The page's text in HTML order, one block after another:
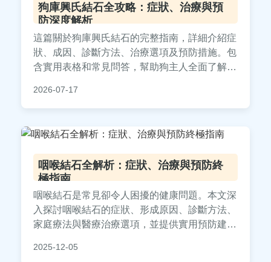
狗庫興氏結石全攻略：症狀、治療與預
防深度解析
這篇關於狗庫興氏結石的完整指南，詳細介紹症
狀、成因、診斷方法、治療選項及預防措施。包
含實用表格和常見問答，幫助狗主人全面了解如
議和個人經驗分享。
2026-07-17
咽喉結石全解析：症狀、治療與預防終
極指南
咽喉結石是常見卻令人困擾的健康問題。本文深
入探討咽喉結石的症狀、形成原因、診斷方法、
家庭療法與醫療治療選項，並提供實用預防建
問，從日常護理到專業處置，一次掌握關鍵資
2025-12-05